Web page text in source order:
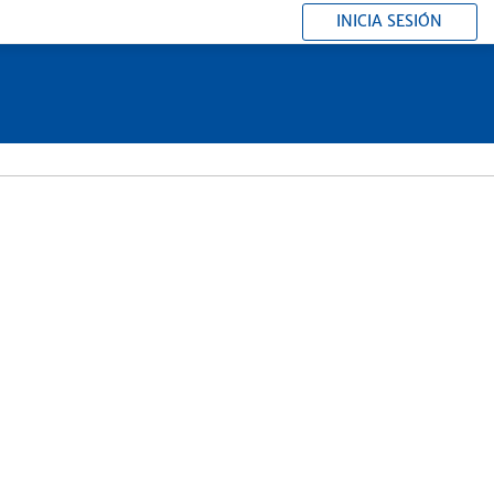
INICIA SESIÓN